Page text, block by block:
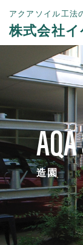
アクアソイル工法
株式会社イ
造園